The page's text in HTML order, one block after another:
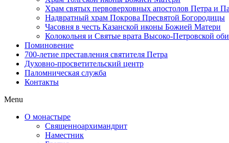
Храм святых первоверховных апостолов Петра и
Надвратный храм Покрова Пресвятой Богородицы
Часовня в честь Казанской иконы Божией Матери
Колокольня и Святые врата Высоко-Петровской
Поминовение
700-летие преставления святителя Петра
Духовно-просветительский центр
Паломническая служба
Контакты
Menu
О монастыре
Священноархимандрит
Наместник